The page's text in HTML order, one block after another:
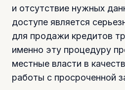
и отсутствие нужных
доступе является
для продажи кредитов
именно эту процедуру
местные власти в
работы с просроченной